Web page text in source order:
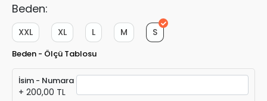
Beden:
S
M
L
XL
XXL
Beden - Ölçü Tablosu
İsim - Numara
+ 200,00 TL